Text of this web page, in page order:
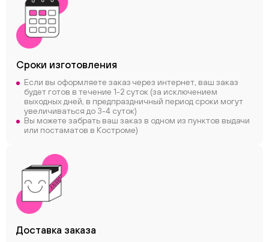
Сроки изготовления
Если вы оформляете заказ через интернет, ваш заказ
будет готов в течение 1-2 суток (за исключением
выходных дней, в предпраздничный период сроки могут
увеличиваться до 3-4 суток)
Вы можете забрать ваш заказ в одном из пунктов выдачи
или постаматов в Костроме)
Доставка заказа